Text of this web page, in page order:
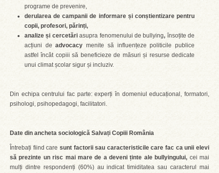
programe de prevenire,
derularea de campanii de informare și conștientizare pentru
copii, profesori, părinți,
analize și cercetăriasupra fenomenului de bullying, însoțite de
acțiuni deadvocacymenite să influențeze politicile publice
astfel încât copiii să beneficieze de măsuri și resurse dedicate
unui climat școlar sigur și incluziv.
Din echipa centrului fac parte: experți în domeniul educațional, formatori,
psihologi, psihopedagogi, facilitatori.
Date din ancheta sociologică Salvați Copiii România
Întrebați fiind care sunt factorii sau caracteristicile care fac ca unii elevi
să prezinte un risc mai mare de a deveni ținte ale bullyingului, cei mai
mulți dintre respondenți (60%) au indicat timiditatea sau caracterul mai